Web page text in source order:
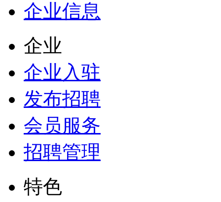
企业信息
企业
企业入驻
发布招聘
会员服务
招聘管理
特色